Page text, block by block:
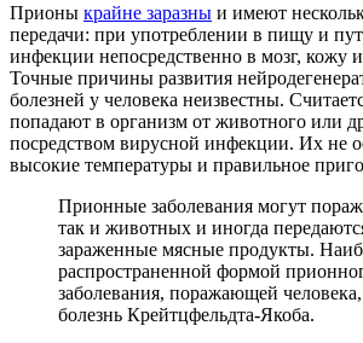
Прионы крайне заразны и имеют
передачи: при употреблении в пищу и
инфекции непосредственно в мозг, кожу
Точные причины развития
болезней у человека неизвестны.
попадают в организм от животного или
посредством вирусной инфекции. Их не
высокие температуры и правильное
Прионные заболевания могут
так и животных и иногда
зараженные мясные продукты.
распространенной формой
заболевания, поражающей человека,
болезнь Крейтцфельдта-Якоба.